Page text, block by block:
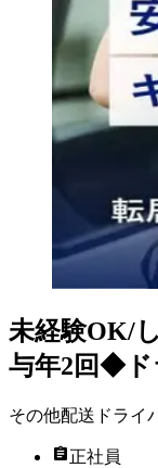
未経験OK/
与年2回◆ド
その他配送ドライ
正社員